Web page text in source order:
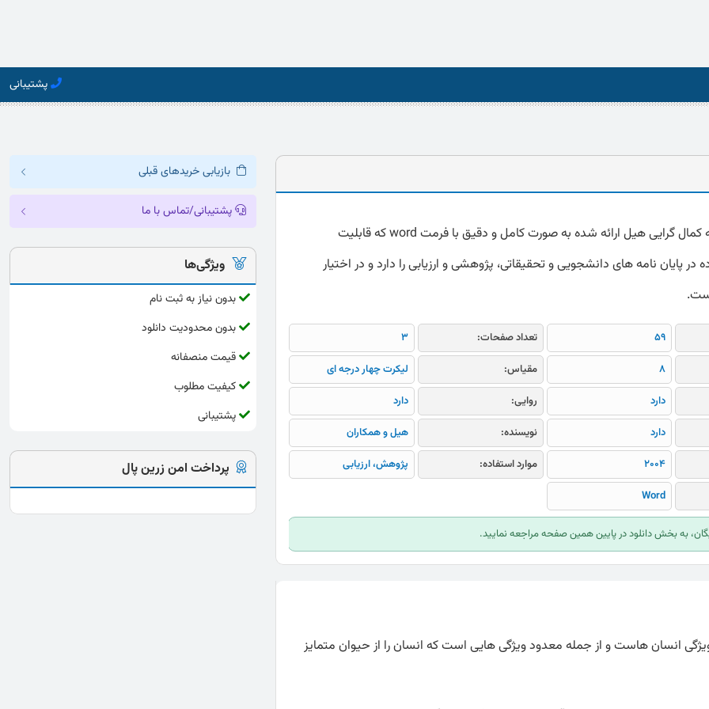
پشتیبانی
دانلود پرسشنامه کمال گرایی هیل ارائه شده به صورت کامل و دقیق با فرمت word که قابلیت
در پایان نامه های دانشجویی و تحقیقاتی، پژوهشی و ارزیابی را دارد و در اختیار
59 تعداد صفحات:
3
8 مقیاس:
لیکرت چهار درجه ای
دارد روایی:
دارد
دارد نویسنده:
هیل و همکاران
2004 موارد استفاده:
پژوهش، ارزیابی
Word
به بخش دانلود در پایین همین صفحه مراجعه نمایید.
انسان هاست و از جمله معدود ویژگی‌‏ هایی است که انسان را از حیوان متمایز
بازیابی خریدهای قبلی
پشتیبانی/تماس با ما
ویژگی‌ها
بدون نیاز به ثبت نام
بدون محدودیت دانلود
قیمت منصفانه
کیفیت مطلوب
پشتیبانی
پرداخت امن زرین پال